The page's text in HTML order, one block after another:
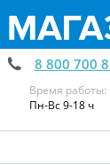
8 800 700
Время работы:
Пн-Вс 9-18 ч